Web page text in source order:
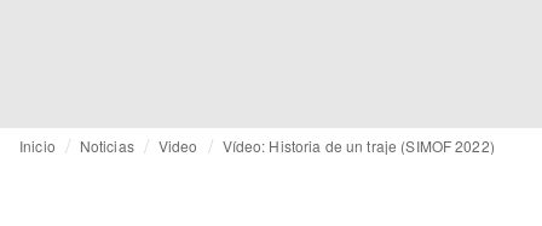
Inicio Noticias Video Vídeo: Historia de un traje (SIMOF 2022)